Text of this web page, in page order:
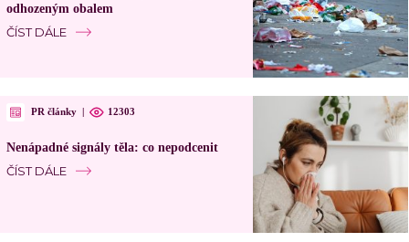
odhozeným obalem
ČÍST DÁLE
PR články | 12303
Nenápadné signály těla: co nepodcenit
ČÍST DÁLE